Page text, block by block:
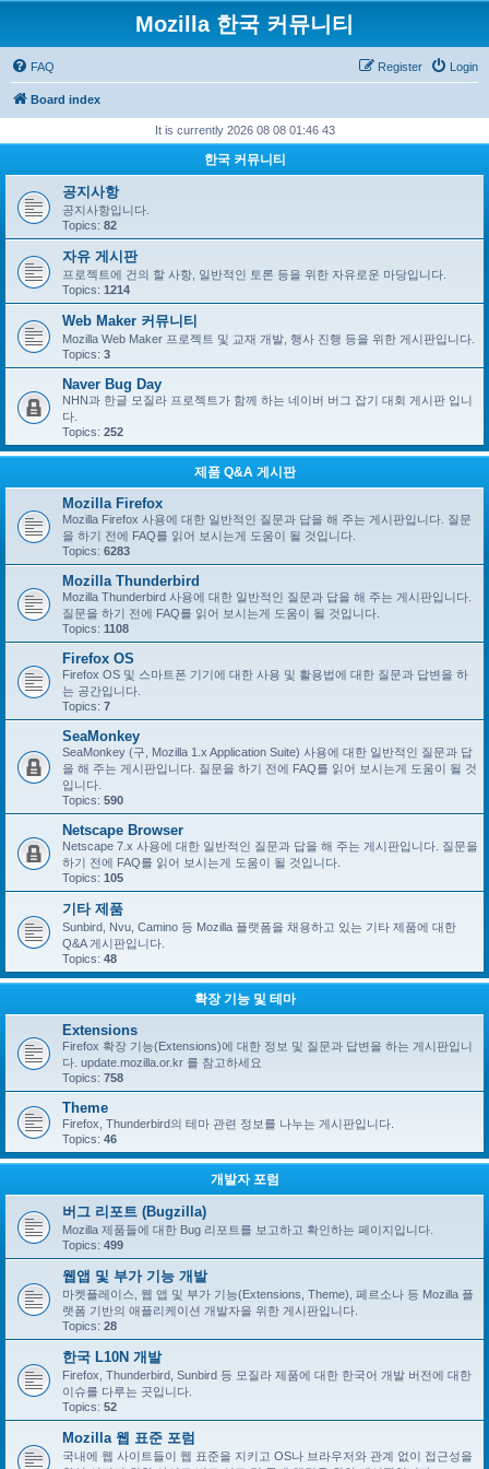
Mozilla 한국 커뮤니티
FAQ Login
Register
Board index
It is currently 2026 08 08 01:46 43
한국 커뮤니티
공지사항
공지사항입니다.
Topics: 82
자유 게시판
프로젝트에 건의 할 사항, 일반적인 토론 등을 위한 자유로운 마당입니다.
Topics: 1214
Web Maker 커뮤니티
Mozilla Web Maker 프로젝트 및 교재 개발, 행사 진행 등을 위한 게시판입니다.
Topics: 3
Naver Bug Day
NHN과 한글 모질라 프로젝트가 함께 하는 네이버 버그 잡기 대회 게시판 입니
다.
Topics: 252
제품 Q&A 게시판
Mozilla Firefox
Mozilla Firefox 사용에 대한 일반적인 질문과 답을 해 주는 게시판입니다. 질문
을 하기 전에 FAQ를 읽어 보시는게 도움이 될 것입니다.
Topics: 6283
Mozilla Thunderbird
Mozilla Thunderbird 사용에 대한 일반적인 질문과 답을 해 주는 게시판입니다.
질문을 하기 전에 FAQ를 읽어 보시는게 도움이 될 것입니다.
Topics: 1108
Firefox OS
Firefox OS 및 스마트폰 기기에 대한 사용 및 활용법에 대한 질문과 답변을 하
는 공간입니다.
Topics: 7
SeaMonkey
SeaMonkey (구, Mozilla 1.x Application Suite) 사용에 대한 일반적인 질문과 답
을 해 주는 게시판입니다. 질문을 하기 전에 FAQ를 읽어 보시는게 도움이 될 것
입니다.
Topics: 590
Netscape Browser
Netscape 7.x 사용에 대한 일반적인 질문과 답을 해 주는 게시판입니다. 질문을
하기 전에 FAQ를 읽어 보시는게 도움이 될 것입니다.
Topics: 105
기타 제품
Sunbird, Nvu, Camino 등 Mozilla 플랫폼을 채용하고 있는 기타 제품에 대한
Q&A 게시판입니다.
Topics: 48
확장 기능 및 테마
Extensions
Firefox 확장 기능(Extensions)에 대한 정보 및 질문과 답변을 하는 게시판입니
다. update.mozilla.or.kr 를 참고하세요
Topics: 758
Theme
Firefox, Thunderbird의 테마 관련 정보를 나누는 게시판입니다.
Topics: 46
개발자 포럼
버그 리포트 (Bugzilla)
Mozilla 제품들에 대한 Bug 리포트를 보고하고 확인하는 페이지입니다.
Topics: 499
웹앱 및 부가 기능 개발
마켓플레이스, 웹 앱 및 부가 기능(Extensions, Theme), 페르소나 등 Mozilla 플
랫폼 기반의 애플리케이션 개발자을 위한 게시판입니다.
Topics: 28
한국 L10N 개발
Firefox, Thunderbird, Sunbird 등 모질라 제품에 대한 한국어 개발 버전에 대한
이슈를 다루는 곳입니다.
Topics: 52
Mozilla 웹 표준 포럼
국내에 웹 사이트들이 웹 표준을 지키고 OS나 브라우저와 관계 없이 접근성을